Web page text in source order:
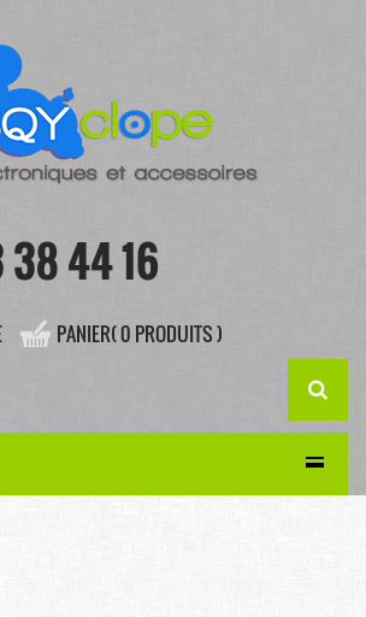
44 16
PANIER( 0 PRODUITS )